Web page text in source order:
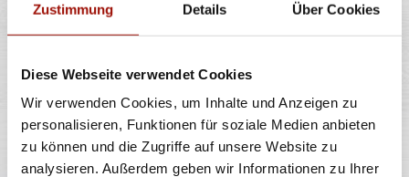
Zustimmung Details Über Cookies
Diese Webseite verwendet Cookies
Wir verwenden Cookies, um Inhalte und Anzeigen zu
personalisieren, Funktionen für soziale Medien anbieten
zu können und die Zugriffe auf unsere Website zu
analysieren. Außerdem geben wir Informationen zu Ihrer
einfach doppelt
CAJUN CRISPY CHICKEN
BURGER